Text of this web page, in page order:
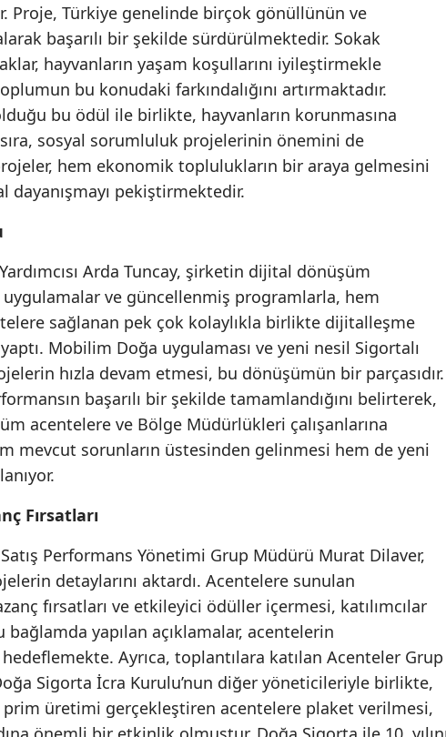
Sivas
Tekirdağ
Tokat
Trabzon
Van
Yozgat
Zonguldak
Aksaray
Kırıkkale
Batman
Şırnak
Bartın
Ardahan
Proje, Türkiye genelinde birçok gönüllünün ve
başarılı bir şekilde sürdürülmektedir. Sokak
hayvanların yaşam koşullarını iyileştirmekle
bu konudaki farkındalığını artırmaktadır.
bu ödül ile birlikte, hayvanların korunmasına
sıra, sosyal sorumluluk projelerinin önemini de
hem ekonomik toplulukların bir araya gelmesini
dayanışmayı pekiştirmektedir.
Arda Tuncay, şirketin dijital dönüşüm
uygulamalar ve güncellenmiş programlarla, hem
sağlanan pek çok kolaylıkla birlikte dijitalleşme
Mobilim Doğa uygulaması ve yeni nesil Sigortalı
hızla devam etmesi, bu dönüşümün bir parçasıdır.
başarılı bir şekilde tamamlandığını belirterek,
acentelere ve Bölge Müdürlükleri çalışanlarına
mevcut sorunların üstesinden gelinmesi hem de yeni
Fırsatları
Performans Yönetimi Grup Müdürü Murat Dilaver,
detaylarını aktardı. Acentelere sunulan
fırsatları ve etkileyici ödüller içermesi, katılımcılar
bağlamda yapılan açıklamalar, acentelerin
Ayrıca, toplantılara katılan Acenteler Grup
Sigorta İcra Kurulu’nun diğer yöneticileriyle birlikte,
prim üretimi gerçekleştiren acentelere plaket verilmesi,